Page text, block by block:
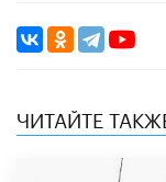
ЧИТАЙТЕ